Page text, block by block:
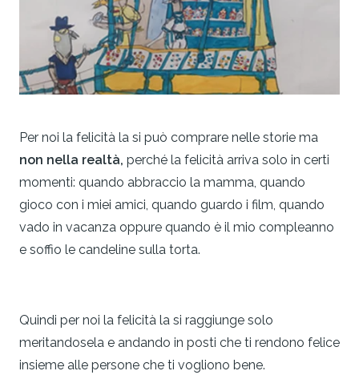
Per noi la felicità la si può comprare nelle storie ma
non nella realtà, perché la felicità arriva solo in certi
momenti: quando abbraccio la mamma, quando
gioco con i miei amici, quando guardo i film, quando
vado in vacanza oppure quando è il mio compleanno
e soffio le candeline sulla torta.
Quindi per noi la felicità la si raggiunge solo
meritandosela e andando in posti che ti rendono felice
insieme alle persone che ti vogliono bene.